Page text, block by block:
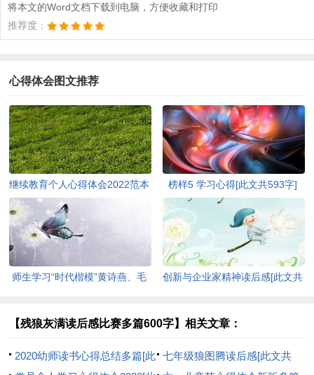
将本文的Word文档下载到电脑，方便收藏和打印
推荐度：
心得体会图文推荐
继续教育个人心得体会2022范本
[此文共5440字]
榜样5 学习心得[此文共593字]
师生学习“时代楷模”黄诗燕、毛
1570字]
创新与企业家精神读后感[此文共
【残狼灰满读后感比赛多篇600字】相关文章：
2020幼师读书心得总结多篇[此 七年级狼图腾读后感[此文共